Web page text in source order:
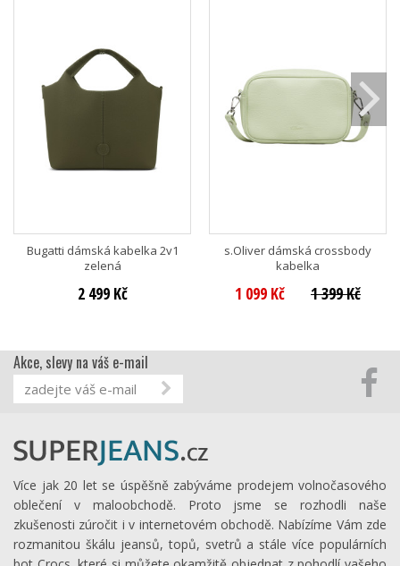
Bugatti dámská kabelka 2v1
zelená
2 499 Kč
s.Oliver dámská crossbody
kabelka
1 099 Kč 1 399 Kč
Akce, slevy na váš e-mail
Více jak 20 let se úspěšně zabýváme prodejem volnočasového
oblečení v maloobchodě. Proto jsme se rozhodli naše
zkušenosti zúročit i v internetovém obchodě. Nabízíme Vám zde
rozmanitou škálu jeansů, topů, svetrů a stále více populárních